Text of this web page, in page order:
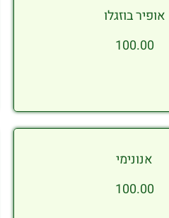
אופיר בוזגלו
100.00
אנונימי
100.00